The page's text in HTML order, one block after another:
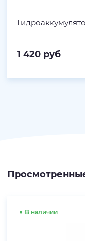
1 420 руб
В наличии